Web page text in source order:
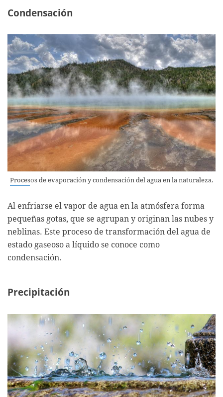
Condensación
Procesos de evaporación y condensación del agua en la naturaleza.
Al enfriarse el vapor de agua en la atmósfera forma
pequeñas gotas, que se agrupan y originan las nubes y
neblinas. Este proceso de transformación del agua de
estado gaseoso a líquido se conoce como
condensación.
Precipitación